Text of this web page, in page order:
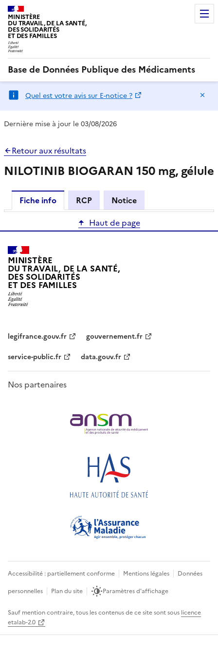
MINISTÈRE
DU TRAVAIL, DE LA SANTÉ,
DES SOLIDARITÉS
ET DES FAMILLES
Base de Données Publique des Médicaments
Quel est votre avis sur E-notice ?
Dernière mise à jour le 03/08/2026
Retour aux résultats
NILOTINIB BIOGARAN 150 mg, gélule
Fiche info RCP
Notice
Haut de page
MINISTÈRE
DU TRAVAIL, DE LA SANTÉ,
DES SOLIDARITÉS
ET DES FAMILLES
legifrance.gouv.fr
gouvernement.fr
service-public.fr
data.gouv.fr
Nos partenaires
Accessibilité : partiellement conforme Mentions légales
Données
personnelles
Plan du site Paramètres d'affichage
Sauf mention contraire, tous les contenus de ce site sont sous licence
etalab-2.0